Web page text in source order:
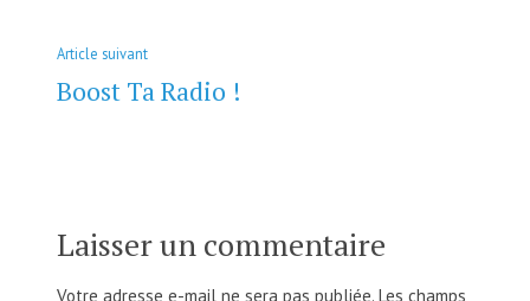
Article suivantArticle
suivant
Boost Ta Radio !
Laisser un commentaire
Votre adresse e-mail ne sera pas publiée. Les champs